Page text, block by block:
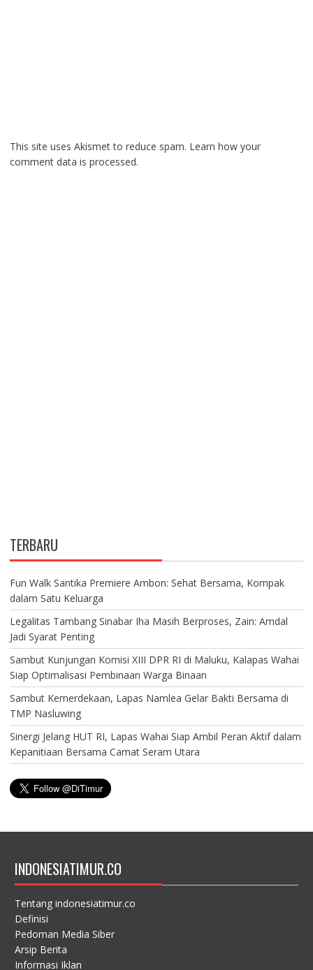
This site uses Akismet to reduce spam. Learn how your
comment data is processed.
TERBARU
Fun Walk Santika Premiere Ambon: Sehat Bersama, Kompak
dalam Satu Keluarga
Legalitas Tambang Sinabar Iha Masih Berproses, Zain: Amdal
Jadi Syarat Penting
Sambut Kunjungan Komisi XIII DPR RI di Maluku, Kalapas Wahai
Siap Optimalisasi Pembinaan Warga Binaan
Sambut Kemerdekaan, Lapas Namlea Gelar Bakti Bersama di
TMP Nasluwing
Sinergi Jelang HUT RI, Lapas Wahai Siap Ambil Peran Aktif dalam
Kepanitiaan Bersama Camat Seram Utara
INDONESIATIMUR.CO
Tentang indonesiatimur.co
Definisi
Pedoman Media Siber
Arsip Berita
Informasi Iklan